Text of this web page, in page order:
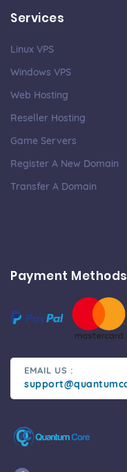
Services
Linux VPS
Windows VPS
Web Hosting
Reseller Hosting
Game Servers
Register A New Domain
Transfer A Domain
Payment Methods
EMAIL US :